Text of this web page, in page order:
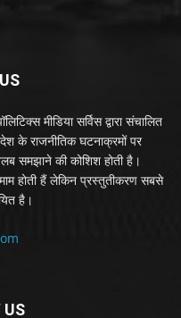
मीडिया सर्विस द्वारा संचालित
के राजनीतिक घटनाक्रमों पर
समझाने की कोशिश होती है।
होती हैं लेकिन प्रस्तुतीकरण सबसे
है।
US